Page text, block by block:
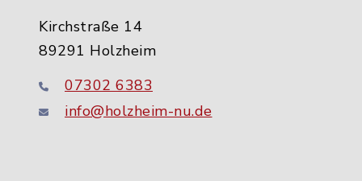
Kirchstraße 14
89291 Holzheim
07302 6383
info@holzheim-nu.de